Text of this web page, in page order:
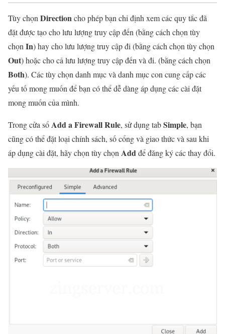
Tùy chọn Directioncho phép bạn chỉ định xem các quy tắc đã
đặt được tạo cho lưu lượng truy cập đến (bằng cách chọn tùy
chọn In) hay cho lưu lượng truy cập đi (bằng cách chọn tùy chọn
Out) hoặc cho cả lưu lượng truy cập đến và đi. (bằng cách chọn
Both). Các tùy chọn danh mục và danh mục con cung cấp các
yếu tố mong muốn để bạn có thể dễ dàng áp dụng các cài đặt
mong muốn của mình.
Trong cửa sổAdd a Firewall Rule, sử dụng tabSimple, bạn
cũng có thể đặt loại chính sách, số cổng và giao thức và sau khi
áp dụng cài đặt, hãy chọn tùy chọn Addđể đăng ký các thay đổi.